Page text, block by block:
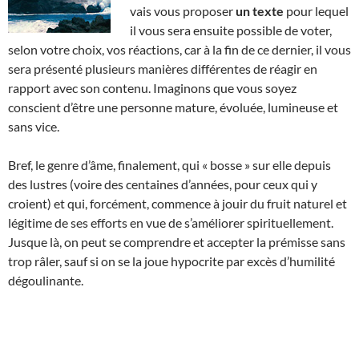
vais vous proposerun texte pour lequel
il vous sera ensuite possible de voter,
selon votre choix, vos réactions, car à la fin de ce dernier, il vous
sera présenté plusieurs manières différentes de réagir en
rapport avec son contenu. Imaginons que vous soyez
conscient d’être une personne mature, évoluée, lumineuse et
sans vice.
Bref, le genre d’âme, finalement, qui « bosse » sur elle depuis
des lustres (voire des centaines d’années, pour ceux qui y
croient) et qui, forcément, commence à jouir du fruit naturel et
légitime de ses efforts en vue de s’améliorer spirituellement.
Jusque là, on peut se comprendre et accepter la prémisse sans
trop râler, sauf si on se la joue hypocrite par excès d’humilité
dégoulinante.